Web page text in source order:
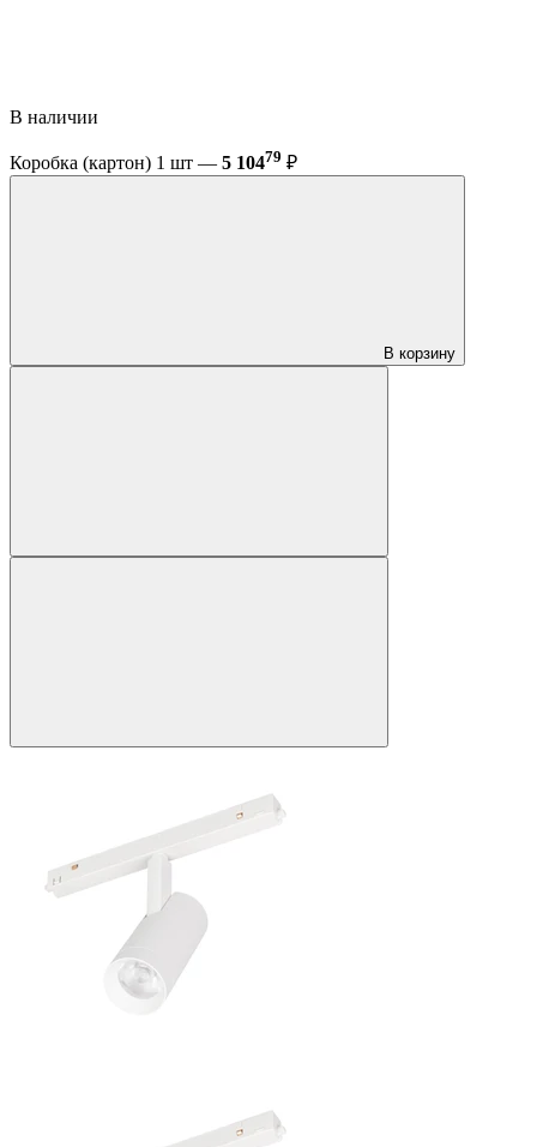
В наличии
Коробка (картон) 1 шт — 5 10479 ₽
В корзину